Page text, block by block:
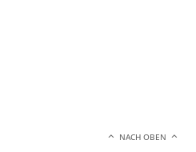
NACH OBEN